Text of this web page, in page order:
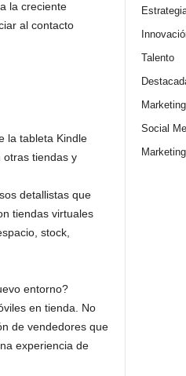
la creciente
al contacto
la tableta Kindle
otras tiendas y
detallistas que
tiendas virtuales
stock,
entorno?
en tienda. No
de vendedores que
experiencia de
Talento
Marketing
Social
Marketing